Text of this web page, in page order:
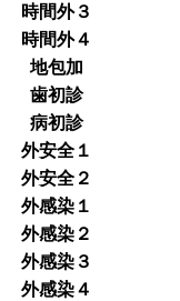
時間外３
時間外４
地包加
歯初診
病初診
外安全１
外安全２
外感染１
外感染２
外感染３
外感染４